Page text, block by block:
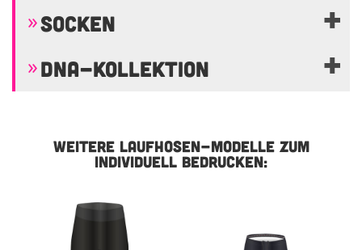
SOCKEN
DNA-KOLLEKTION
WEITERE LAUFHOSEN-MODELLE ZUM
INDIVIDUELL BEDRUCKEN: